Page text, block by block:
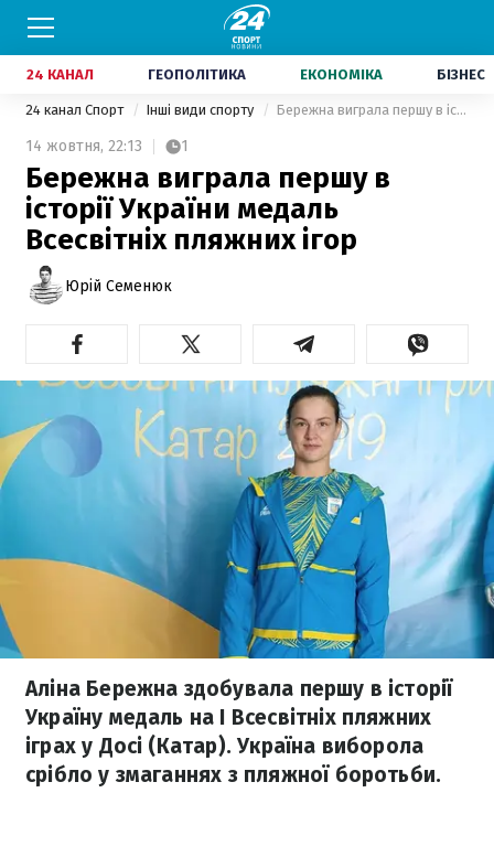
24 КАНАЛ ГЕОПОЛІТИКА ЕКОНОМІКА БІЗНЕС
24 канал Спорт Інші види спорту Бережна виграла першу в історії України медаль Всесвітніх пляжних ігор
14 жовтня, 22:13 1
Бережна виграла першу в
історії України медаль
Всесвітніх пляжних ігор
Юрій Семенюк
Аліна Бережна здобувала першу в історії
Україну медаль на I Всесвітніх пляжних
іграх у Досі (Катар). Україна виборола
срібло у змаганнях з пляжної боротьби.